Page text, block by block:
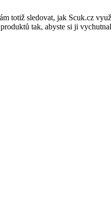
totiž sledovat, jak Scuk.cz
tak, abyste si ji